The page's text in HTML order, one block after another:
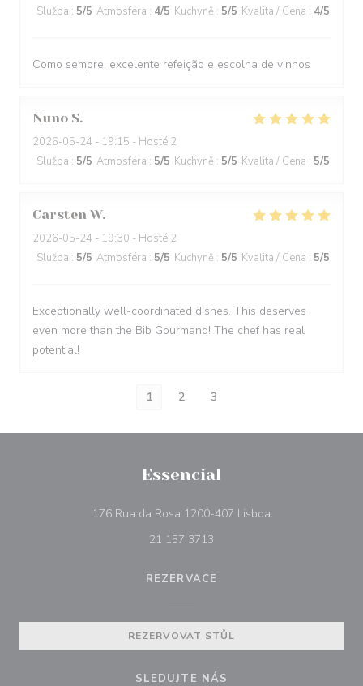
Služba : 5/5 Atmosféra : 4/5 Kuchyně : 5/5 Kvalita / Cena : 4/5
Como sempre, excelente refeição e escolha de vinhos
Nuno S
2026-05-24 - 19:15 - Hosté 2
Služba : 5/5 Atmosféra : 5/5 Kuchyně : 5/5 Kvalita / Cena : 5/5
Carsten W
2026-05-24 - 19:30 - Hosté 2
Služba : 5/5 Atmosféra : 5/5 Kuchyně : 5/5 Kvalita / Cena : 5/5
Exceptionally well-coordinated dishes. This deserves
even more than the Bib Gourmand! The chef has real
potential!
1 2 3
Essencial
176 Rua da Rosa 1200-407 Lisboa
21 157 3713
REZERVACE
REZERVOVAT STŮL
SLEDUJTE NÁS